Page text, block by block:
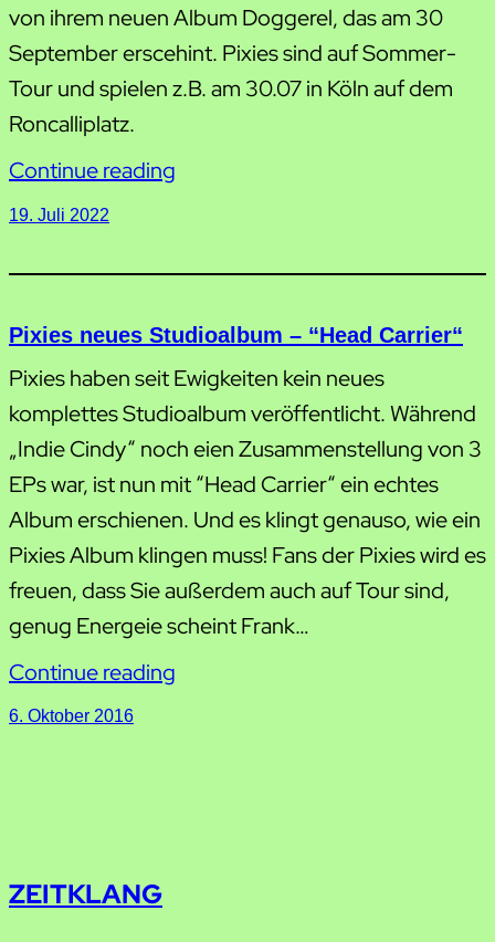
von ihrem neuen Album Doggerel, das am 30
September erscehint. Pixies sind auf Sommer-
Tour und spielen z.B. am 30.07 in Köln auf dem
Roncalliplatz.
Continue reading
19. Juli 2022
Pixies neues Studioalbum – “Head Carrier“
Pixies haben seit Ewigkeiten kein neues
komplettes Studioalbum veröffentlicht. Während
„Indie Cindy“ noch eien Zusammenstellung von 3
EPs war, ist nun mit “Head Carrier“ ein echtes
Album erschienen. Und es klingt genauso, wie ein
Pixies Album klingen muss! Fans der Pixies wird es
freuen, dass Sie außerdem auch auf Tour sind,
genug Energeie scheint Frank…
Continue reading
6. Oktober 2016
ZEITKLANG